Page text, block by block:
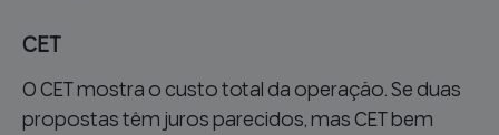
CET
O CET mostra o custo total da operação. Se duas
propostas têm juros parecidos, mas CET bem